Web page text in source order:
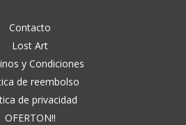
Contacto
Lost Art
y Condiciones
de reembolso
de privacidad
OFERTON!!